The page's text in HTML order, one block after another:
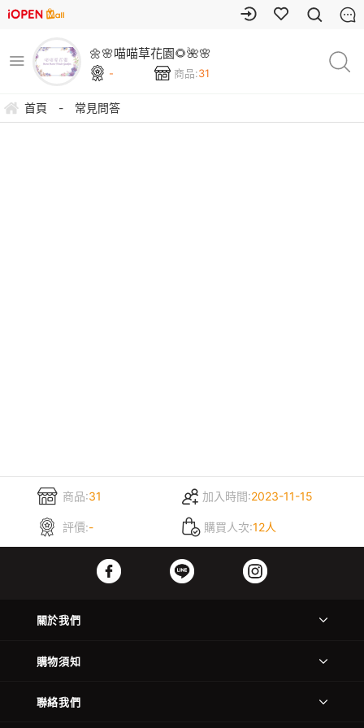
🌼🌸喵喵草花園🌻🌺🌸
- 商品:31
首頁 - 常見問答
商品:31 加入時間:2023-11-15
評價:- 購買人次:12人
關於我們
購物須知
聯絡我們